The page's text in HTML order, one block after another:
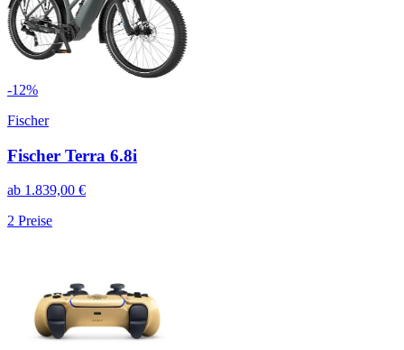
-12%
Fischer
Fischer Terra 6.8i
ab 1.839,00 €
2 Preise